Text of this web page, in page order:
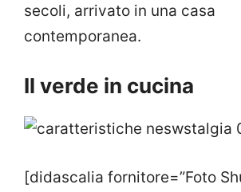
secoli, arrivato in una casa
contemporanea.
Il verde in cucina
[didascalia fornitore=”Foto